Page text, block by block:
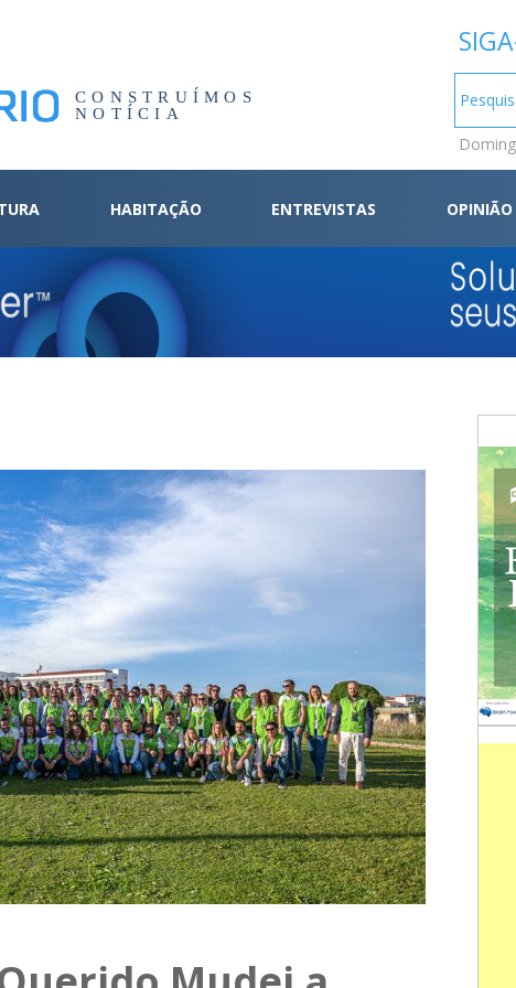
CONSTRUÍMOS
NOTÍCIA
HABITAÇÃO ENTREVISTAS OPINIÃO